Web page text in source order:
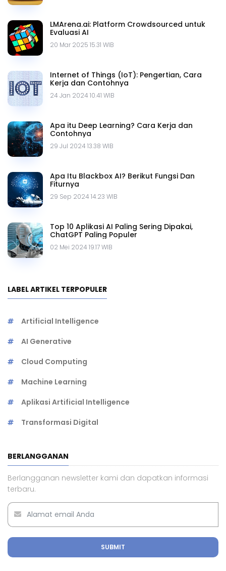
LMArena.ai: Platform Crowdsourced untuk
Evaluasi AI
20 Mar 2025 15.31 WIB
Internet of Things (IoT): Pengertian, Cara
Kerja dan Contohnya
24 Jan 2024 10.41 WIB
Apa itu Deep Learning? Cara Kerja dan
Contohnya
29 Jul 2024 13.38 WIB
Apa Itu Blackbox AI? Berikut Fungsi Dan
Fiturnya
29 Sep 2024 14.23 WIB
Top 10 Aplikasi AI Paling Sering Dipakai,
ChatGPT Paling Populer
02 Mei 2024 19.17 WIB
LABEL ARTIKEL TERPOPULER
Artificial Intelligence
AI Generative
Cloud Computing
Machine Learning
Aplikasi Artificial Intelligence
Transformasi Digital
BERLANGGANAN
Berlangganan newsletter kami dan dapatkan informasi
terbaru.
SUBMIT